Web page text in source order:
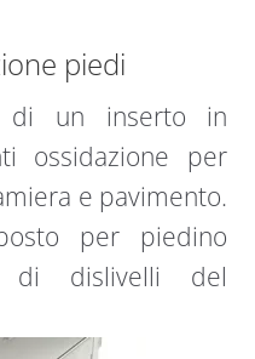
piedi
di un inserto in
ossidazione per
e pavimento.
per piedino
di dislivelli del